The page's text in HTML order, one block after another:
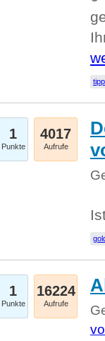
1
Punkte
4017
Aufrufe
1
Punkte
16224
Aufrufe